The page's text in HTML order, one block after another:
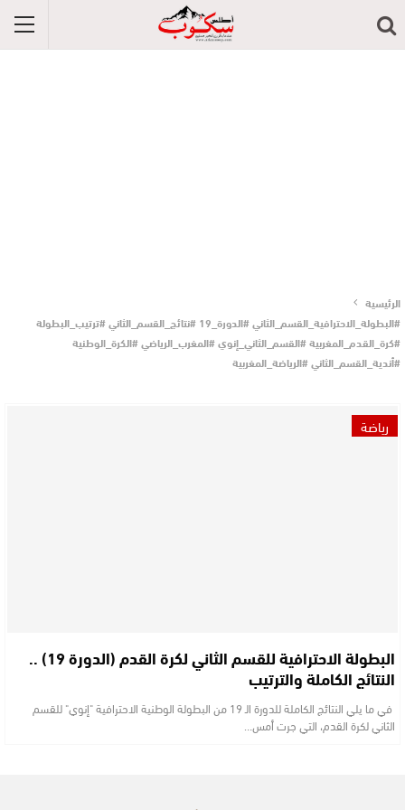
الرئيسية
#البطولة_الاحترافية_القسم_الثاني #الدورة_19 #نتائج_القسم_الثاني #ترتيب_البطولة
#كرة_القدم_المغربية #القسم_الثاني_إنوي #المغرب_الرياضي #الكرة_الوطنية
#أندية_القسم_الثاني #الرياضة_المغربية
رياضة
البطولة الاحترافية للقسم الثاني لكرة القدم (الدورة 19) ..
النتائج الكاملة والترتيب
في ما يلي النتائج الكاملة للدورة الـ 19 من البطولة الوطنية الاحترافية "إنوي" للقسم
الثاني لكرة القدم، التي جرت أمس…